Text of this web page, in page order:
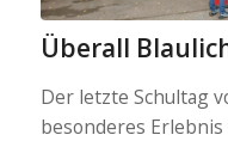
Überall
Der letzte Schultag
besonderes